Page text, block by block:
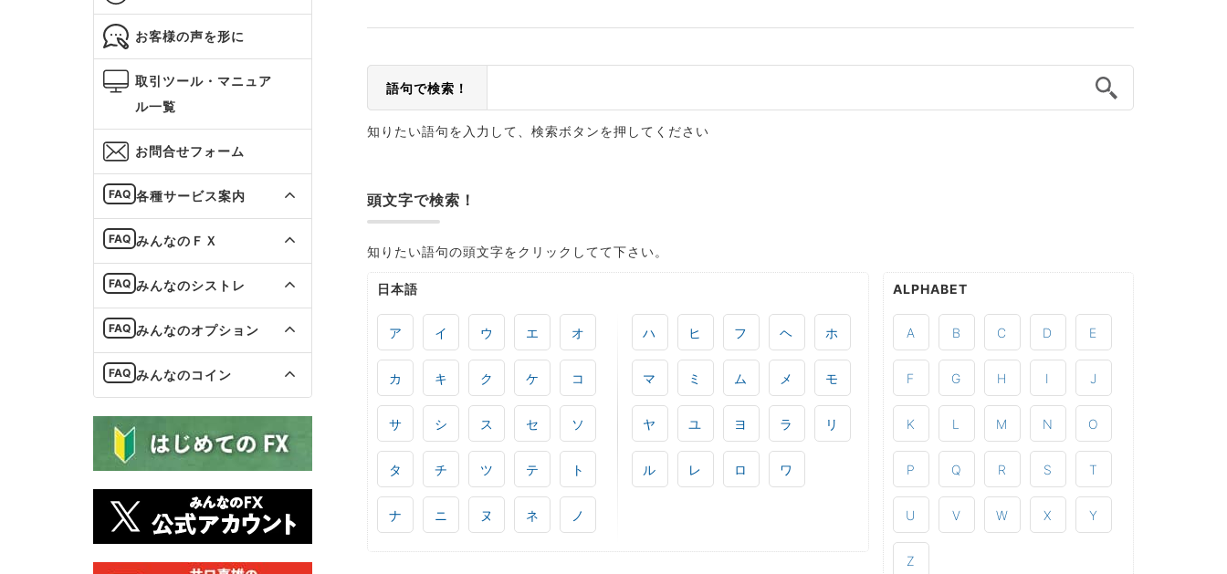
語句で検索！
知りたい語句を入力して、検索ボタンを押してください
頭文字で検索！
知りたい語句の頭文字をクリックしてて下さい。
日本語
ア イ ウ エ オ
カ キ ク ケ コ
サ シ ス セ ソ
タ チ ツ テ ト
ナ ニ ヌ ネ ノ
ハ ヒ フ ヘ ホ
マ ミ ム メ モ
ヤ ユ ヨ ラ リ
ル レ ロ ワ
ALPHABET
A B C D E
F G H I J
K L M N O
P Q R S T
U V W X Y
Z
お客様の声を形に
取引ツール・マニュア
ル一覧
お問合せフォーム
各種サービス案内
みんなのＦＸ
みんなのシストレ
みんなのオプション
みんなのコイン